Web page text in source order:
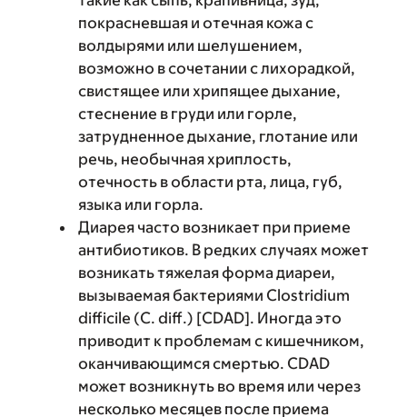
покрасневшая и отечная кожа с
волдырями или шелушением,
возможно в сочетании с лихорадкой,
свистящее или хрипящее дыхание,
стеснение в груди или горле,
затрудненное дыхание, глотание или
речь, необычная хриплость,
отечность в области рта, лица, губ,
языка или горла.
Диарея часто возникает при приеме
антибиотиков. В редких случаях может
возникать тяжелая форма диареи,
вызываемая бактериями Clostridium
difficile (C. diff.) [CDAD]. Иногда это
приводит к проблемам с кишечником,
оканчивающимся смертью. CDAD
может возникнуть во время или через
несколько месяцев после приема